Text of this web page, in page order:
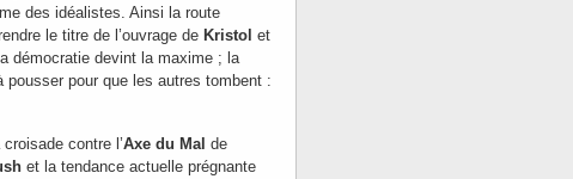
des idéalistes. Ainsi la route
le titre de l’ouvrage de Kristol et
démocratie devint la maxime ; la
pousser pour que les autres tombent :
contre l’Axe du Mal de
et la tendance actuelle prégnante